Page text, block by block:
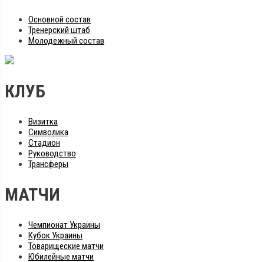
Основной состав
Тренерский штаб
Молодежный состав
КЛУБ
Визитка
Символика
Стадион
Руководство
Трансферы
МАТЧИ
Чемпионат Украины
Кубок Украины
Товарищеские матчи
Юбилейные матчи